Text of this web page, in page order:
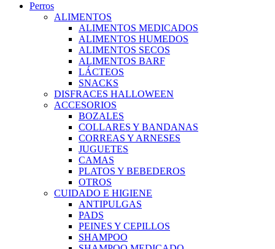
Perros
ALIMENTOS
ALIMENTOS MEDICADOS
ALIMENTOS HUMEDOS
ALIMENTOS SECOS
ALIMENTOS BARF
LÁCTEOS
SNACKS
DISFRACES HALLOWEEN
ACCESORIOS
BOZALES
COLLARES Y BANDANAS
CORREAS Y ARNESES
JUGUETES
CAMAS
PLATOS Y BEBEDEROS
OTROS
CUIDADO E HIGIENE
ANTIPULGAS
PADS
PEINES Y CEPILLOS
SHAMPOO